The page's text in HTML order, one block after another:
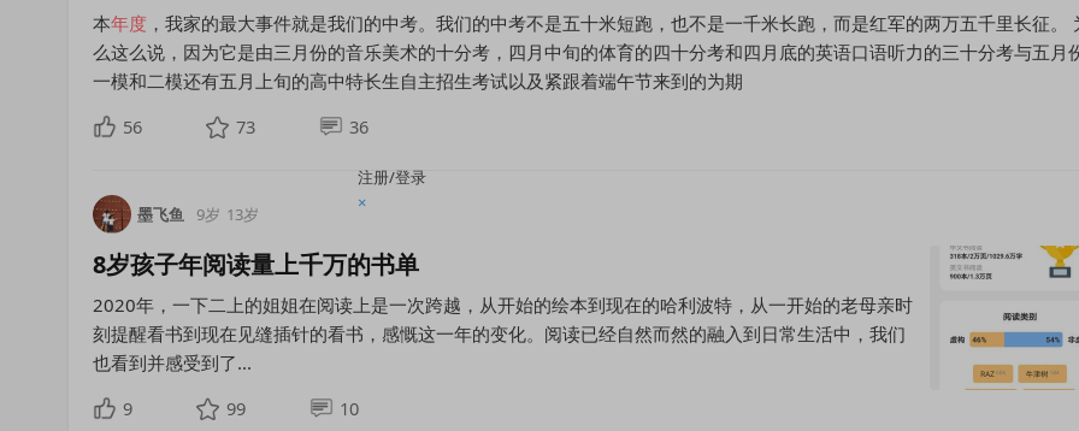
注册/登录
×
本年度 ，我家的最大事件就是我们的中考。我们的中考不是五十米短跑，也不是一千米长跑，而是红军的两万五千里长征。
么这么说，因为它是由三月份的音乐美术的十分考，四月中旬的体育的四十分考和四月底的英语口语听力的三十分考与五月
一模和二模还有五月上旬的高中特长生自主招生考试以及紧跟着端午节来到的为期
56
73 36
墨飞鱼 9岁 13岁
8岁孩子年阅读量上千万的书单
2020年，一下二上的姐姐在阅读上是一次跨越，从开始的绘本到现在的哈利波特，从一开始的老母亲时
刻提醒看书到现在见缝插针的看书，感慨这一年的变化。阅读已经自然而然的融入到日常生活中，我们
也看到并感受到了...
9
99 10